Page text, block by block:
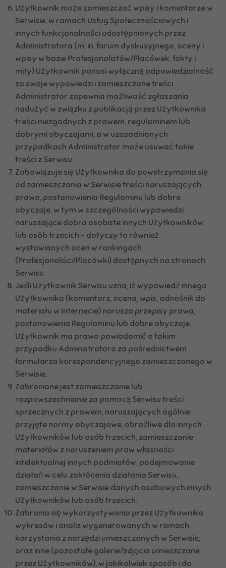
Użytkownik może zamieszczać wpisy i komentarze w
Serwisie, w ramach Usług Społecznościowych i
innych funkcjonalności udostępnionych przez
Administratora (m. in. forum dyskusyjnego, oceny i
wpisy w bazie Profesjonalistów/Placówek, fakty i
mity) Użytkownik ponosi wyłączną odpowiedzialność
za swoje wypowiedzi i zamieszczane treści.
Administrator zapewnia możliwość zgłaszania
nadużyć w związku z publikacją przez Użytkownika
treści niezgodnych z prawem, regulaminem lub
dobrymi obyczajami, a w uzasadnionych
przypadkach Administrator może usuwać takie
treści z Serwisu.
Zobowiązuje się Użytkownika do powstrzymania się
od zamieszczania w Serwisie treści naruszających
prawo, postanowienia Regulaminu lub dobre
obyczaje, w tym w szczególności wypowiedzi
naruszające dobra osobiste innych Użytkowników
lub osób trzecich – dotyczy to również
wystawianych ocen w rankingach
(Profesjonaliści/Placówki) dostępnych na stronach
Serwisu.
Jeśli Użytkownik Serwisu uzna, iż wypowiedź innego
Użytkownika (komentarz, ocena, wpis, odnośnik do
materiału w Internecie) narusza przepisy prawa,
postanowienia Regulaminu lub dobre obyczaje,
Użytkownik ma prawo powiadomić o takim
przypadku Administratora za pośrednictwem
formularza korespondencyjnego zamieszczonego w
Serwisie.
Zabronione jest zamieszczanie lub
rozpowszechnianie za pomocą Serwisu treści
sprzecznych z prawem, naruszających ogólnie
przyjęte normy obyczajowe, obraźliwe dla innych
Użytkowników lub osób trzecich, zamieszczanie
materiałów z naruszeniem praw własności
intelektualnej innych podmiotów, podejmowanie
działań w celu zakłócenia działania Serwisu,
zamieszczanie w Serwisie danych osobowych innych
Użytkowników lub osób trzecich.
Zabrania się wykorzystywania przez Użytkownika
wykresów i analiz wygenerowanych w ramach
korzystania z narzędzi umieszczonych w Serwisie,
oraz inne (pozostałe galerie/zdjęcia umieszczane
przez Użytkowników), w jakikolwiek sposób i do